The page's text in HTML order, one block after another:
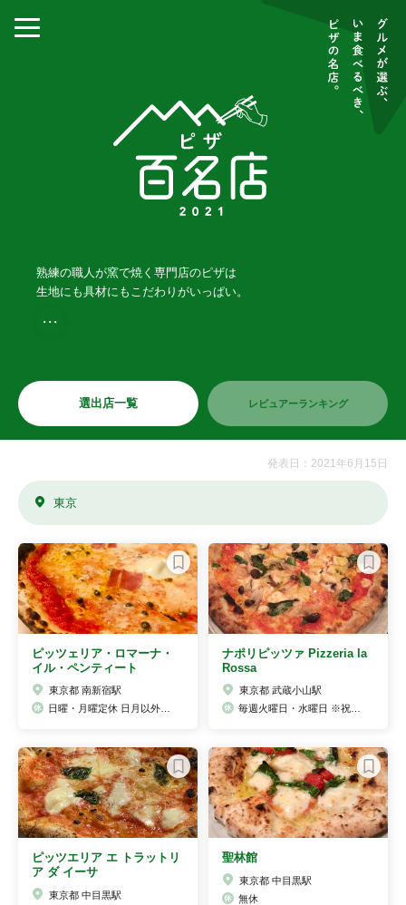
熟練の職人が窯で焼く専門店のピザは
生地にも具材にもこだわりがいっぱい。
・・・
選出店一覧 レビュアーランキング
発表日：2021年6月15日
東京
ピッツェリア・ロマーナ・
イル・ペンティート
東京都 南新宿駅
ナポリピッツァ Pizzeria la
Rossa
東京都 武蔵小山駅
ピッツエリア エ トラットリ
ア ダ イーサ
東京都 中目黒駅
聖林館
東京都 中目黒駅
無休